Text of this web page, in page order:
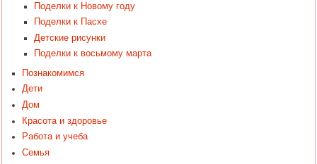
Поделки к Новому году
Поделки к Пасхе
Детские рисунки
Поделки к восьмому марта
Познакомимся
Дети
Дом
Красота и здоровье
Работа и учеба
Семья